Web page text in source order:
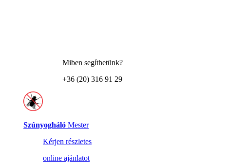
Miben segíthetünk?
+36 (20) 316 91 29
Szúnyogháló Mester
Kérjen részletes
online ajánlatot